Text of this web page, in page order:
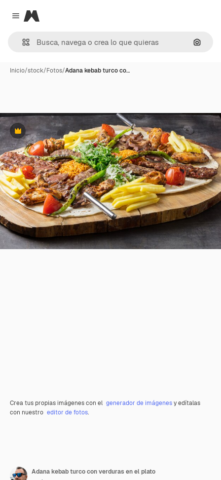
Close menu
Magnific
Inicio/stock/Fotos/Adana kebab turco co…
Premium
Crea tus propias imágenes con el generador de imágenesy edítalas
con nuestro editor de fotos.
Adana kebab turco con verduras en el plato